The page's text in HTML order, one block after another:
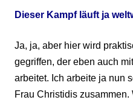
Dieser Kampf läuft ja
Ja, ja, aber hier wird
gegriffen, der eben auch
arbeitet. Ich arbeite ja nun
Frau Christidis